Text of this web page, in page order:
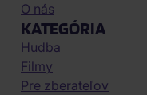
O nás
KATEGÓRIA
Hudba
Filmy
Pre zberateľov